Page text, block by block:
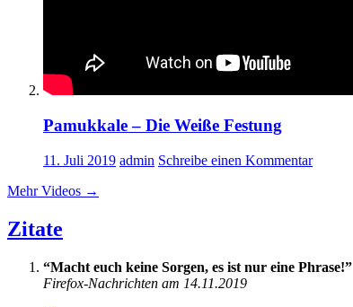
Pamukkale – Die Weiße Festung
11. Juli 2019 admin Schreibe einen Kommentar
Mehr Videos →
Zitate
“Macht euch keine Sorgen, es ist nur eine Phrase!”
Firefox-Nachrichten am 14.11.2019